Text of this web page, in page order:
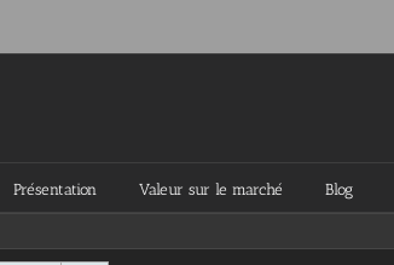
Présentation Valeur sur le marché Blog